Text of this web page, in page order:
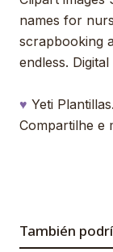
names for
scrapbooking
endless.
♥ Yeti
Compartilhe e
También